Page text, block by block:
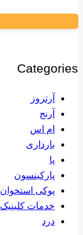
Categories
آرتروز
آرنج
ام اس
بارداری
پا
پارکینسون
پوکی استخوان
خدمات کلینیک
درد